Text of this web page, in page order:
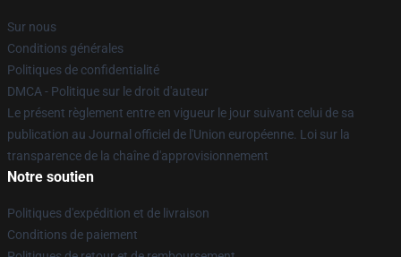
Sur nous
Conditions générales
Politiques de confidentialité
DMCA - Politique sur le droit d'auteur
Le présent règlement entre en vigueur le jour suivant celui de sa
publication au Journal officiel de l'Union européenne. Loi sur la
transparence de la chaîne d'approvisionnement
Notre soutien
Politiques d'expédition et de livraison
Conditions de paiement